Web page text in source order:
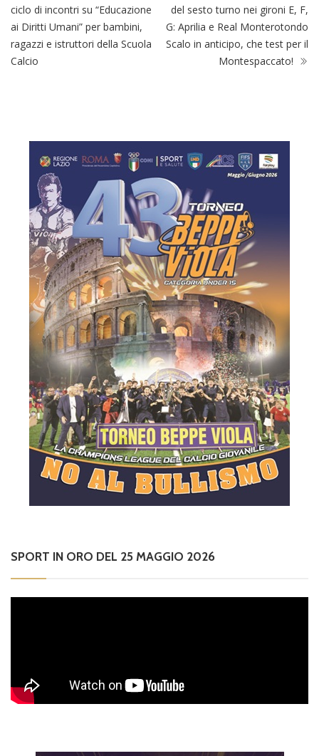
ciclo di incontri su “Educazione
ai Diritti Umani” per bambini,
ragazzi e istruttori della Scuola
Calcio
del sesto turno nei gironi E, F,
G: Aprilia e Real Monterotondo
Scalo in anticipo, che test per il
Montespaccato!
SPORT IN ORO DEL 25 MAGGIO 2026